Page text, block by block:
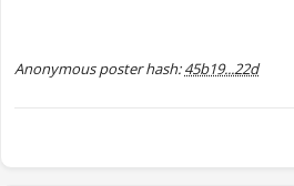
Anonymous poster hash:45b19...22d